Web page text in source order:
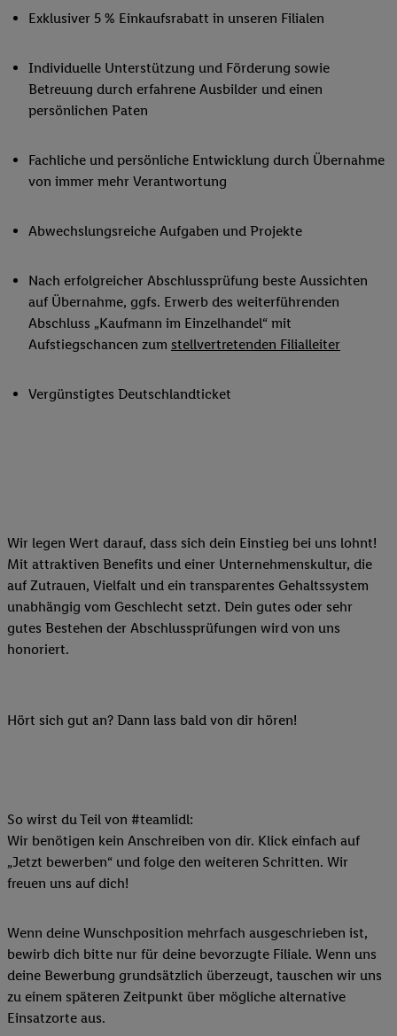
Exklusiver 5 % Einkaufsrabatt in unseren Filialen
Individuelle Unterstützung und Förderung sowie
Betreuung durch erfahrene Ausbilder und einen
persönlichen Paten
Fachliche und persönliche Entwicklung durch Übernahme
von immer mehr Verantwortung
Abwechslungsreiche Aufgaben und Projekte
Nach erfolgreicher Abschlussprüfung beste Aussichten
auf Übernahme, ggfs. Erwerb des weiterführenden
Abschluss „Kaufmann im Einzelhandel“ mit
Aufstiegschancen zum stellvertretenden Filialleiter
Vergünstigtes Deutschlandticket
Wir legen Wert darauf, dass sich dein Einstieg bei uns lohnt!
Mit attraktiven Benefits und einer Unternehmenskultur, die
auf Zutrauen, Vielfalt und ein transparentes Gehaltssystem
unabhängig vom Geschlecht setzt. Dein gutes oder sehr
gutes Bestehen der Abschlussprüfungen wird von uns
honoriert.
Hört sich gut an? Dann lass bald von dir hören!
So wirst du Teil von #teamlidl:
Wir benötigen kein Anschreiben von dir. Klick einfach auf
„Jetzt bewerben“ und folge den weiteren Schritten. Wir
freuen uns auf dich!
Wenn deine Wunschposition mehrfach ausgeschrieben ist,
bewirb dich bitte nur für deine bevorzugte Filiale. Wenn uns
deine Bewerbung grundsätzlich überzeugt, tauschen wir uns
zu einem späteren Zeitpunkt über mögliche alternative
Einsatzorte aus.